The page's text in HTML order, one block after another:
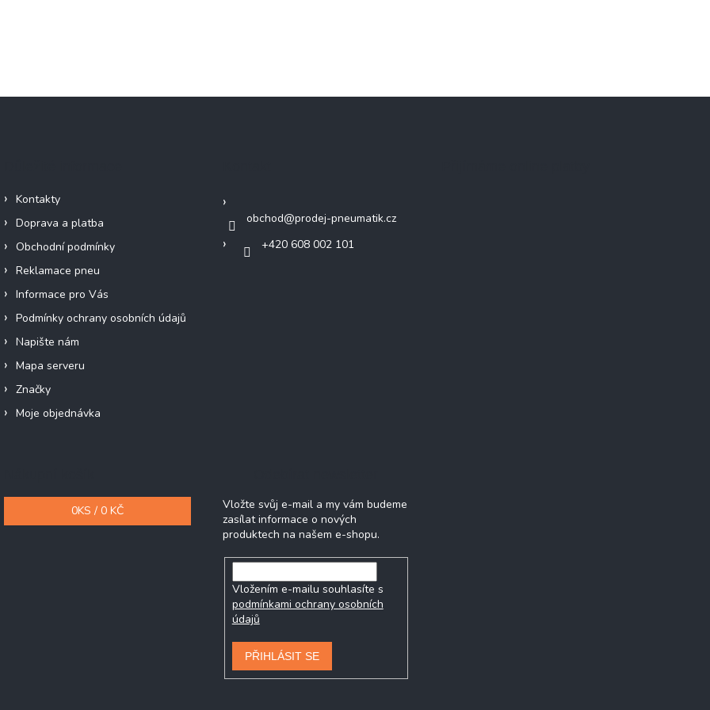
Kontakty
Doprava a platba
Obchodní podmínky
Reklamace pneu
Informace pro Vás
Podmínky ochrany osobních údajů
Napište nám
Mapa serveru
Značky
Moje objednávka
obchod@prodej-pneumatik.cz
+420 608 002 101
0KS / 0 KČ
Vložte svůj e-mail a my vám budeme
zasílat informace o nových
produktech na našem e-shopu.
Vložením e-mailu souhlasíte s
podmínkami ochrany osobních
údajů
PŘIHLÁSIT SE